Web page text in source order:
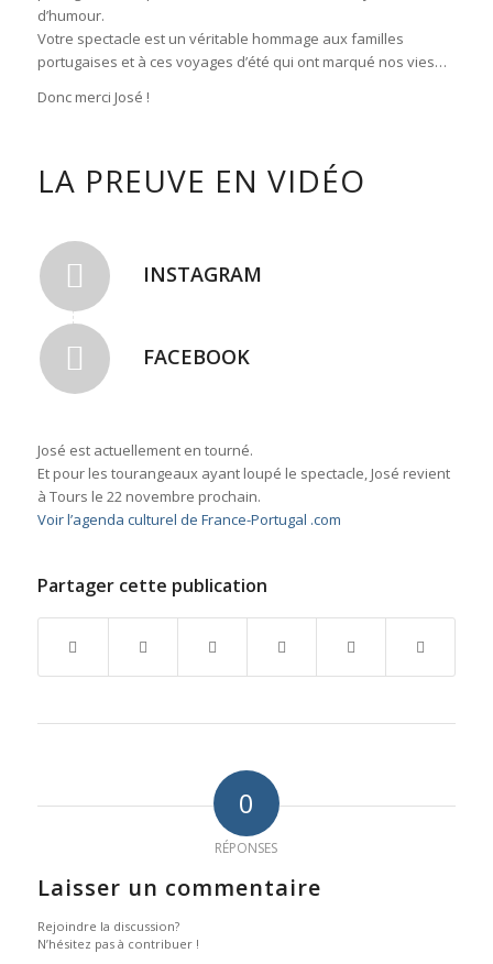
d’humour.
Votre spectacle est un véritable hommage aux familles
portugaises et à ces voyages d’été qui ont marqué nos vies…
Donc merci José !
LA PREUVE EN VIDÉO
INSTAGRAM
FACEBOOK
José est actuellement en tourné.
Et pour les tourangeaux ayant loupé le spectacle, José revient
à Tours le 22 novembre prochain.
Voir l’agenda culturel de France-Portugal .com
Partager cette publication
0
RÉPONSES
Laisser un commentaire
Rejoindre la discussion?
N’hésitez pas à contribuer !